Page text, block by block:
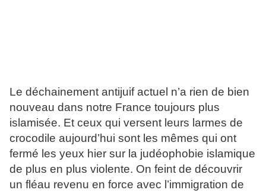
Le déchainement antijuif actuel n’a rien de bien
nouveau dans notre France toujours plus
islamisée. Et ceux qui versent leurs larmes de
crocodile aujourd’hui sont les mêmes qui ont
fermé les yeux hier sur la judéophobie islamique
de plus en plus violente. On feint de découvrir
un fléau revenu en force avec l’immigration de